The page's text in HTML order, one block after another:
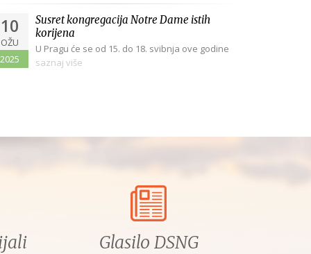
2020.
Dana 14. siječnja 2020. u emisiji
"Pozvani i poslani" predstavila
se Družba Sestara Naše Gospe -
na sprovodnoj misi s.
Zagreb, crkva sv. Leopolda
10
OŽU
2025
Susret kongregacija Notre Dame istih
korijena
U Pragu će se od 15. do 18. svibnja ove godine
održati Susret...
saznaj više
Glasilo DSNG